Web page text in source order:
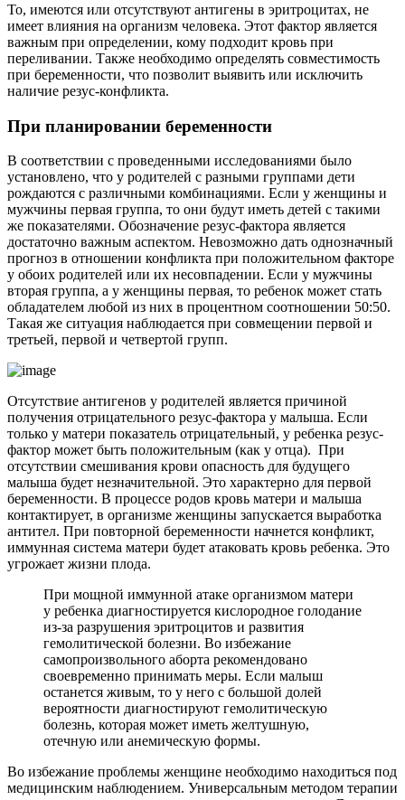
То, имеются или отсутствуют антигены в эритроцитах, не
имеет влияния на организм человека. Этот фактор является
важным при определении, кому подходит кровь при
переливании. Также необходимо определять совместимость
при беременности, что позволит выявить или исключить
наличие резус-конфликта.
При планировании беременности
В соответствии с проведенными исследованиями было
установлено, что у родителей с разными группами дети
рождаются с различными комбинациями. Если у женщины и
мужчины первая группа, то они будут иметь детей с такими
же показателями. Обозначение резус-фактора является
достаточно важным аспектом. Невозможно дать однозначный
прогноз в отношении конфликта при положительном факторе
у обоих родителей или их несовпадении. Если у мужчины
вторая группа, а у женщины первая, то ребенок может стать
обладателем любой из них в процентном соотношении 50:50.
Такая же ситуация наблюдается при совмещении первой и
третьей, первой и четвертой групп.
Отсутствие антигенов у родителей является причиной
получения отрицательного резус-фактора у малыша. Если
только у матери показатель отрицательный, у ребенка резус-
фактор может быть положительным (как у отца). При
отсутствии смешивания крови опасность для будущего
малыша будет незначительной. Это характерно для первой
беременности. В процессе родов кровь матери и малыша
контактирует, в организме женщины запускается выработка
антител. При повторной беременности начнется конфликт,
иммунная система матери будет атаковать кровь ребенка. Это
угрожает жизни плода.
При мощной иммунной атаке организмом матери
у ребенка диагностируется кислородное голодание
из-за разрушения эритроцитов и развития
гемолитической болезни. Во избежание
самопроизвольного аборта рекомендовано
своевременно принимать меры. Если малыш
останется живым, то у него с большой долей
вероятности диагностируют гемолитическую
болезнь, которая может иметь желтушную,
отечную или анемическую формы.
Во избежание проблемы женщине необходимо находиться под
медицинским наблюдением. Универсальным методом терапии